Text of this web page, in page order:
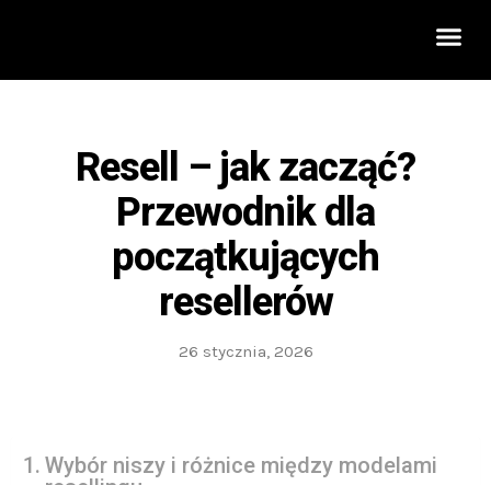
Resell – jak zacząć?
Przewodnik dla
początkujących
resellerów
26 stycznia, 2026
Wybór niszy i różnice między modelami